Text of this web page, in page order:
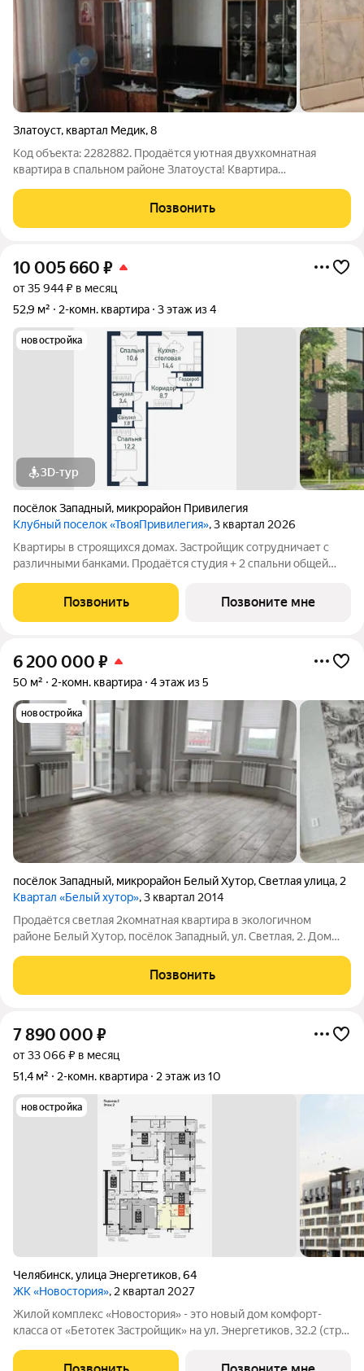
Златоуст, квартал Медик,8
Код объекта: 2282882. Продаётся уютная двухкомнатная
квартира в спальном районе Златоуста! Квартира
1994 году. Балкон застеклен, евро окна выходят на улицу.
Квартира в обычном состоянии, чистая
Позвонить
10 005 660 ₽
от 35 944 ₽ в месяц
52,9 м²
2-комн. квартира 3 этаж из 4
новостройка
3D-тур
посёлок Западный, микрорайон Привилегия
Клубный поселок «ТвояПривилегия», 3 квартал 2026
Квартиры в строящихся домах. Застройщик сотрудничает с
различными банками. Продаётся студия + 2 спальни общей
«ТвояПривилегия». Он расположен в перспективной локации
города с точки зрения
Позвонить Позвоните мне
6 200 000 ₽
50 м² 2-комн. квартира 4 этаж из 5
новостройка
посёлок Западный, микрорайон Белый Хутор,Светлая улица, 2
Квартал «Белый хутор», 3 квартал 2014
Продаётся светлая 2комнатная квартира в экологичном
районе Белый Хутор, посёлок Западный, ул. Светлая, 2. Дом
прекрасный вид на лес и озеро ощущение загородного уюта вПозвонить
7 890 000 ₽
от 33 066 ₽ в месяц
51,4 м²
2-комн. квартира 2 этаж из 10
новостройка
Челябинск,улица Энергетиков,64
ЖК «Новостория», 2 квартал 2027
Жилой комплекс «Новостория» - это новый дом комфорт-
класса от «Бетотек Застройщик» на ул. Энергетиков, 32.2 (стр.)
разноэтажное здание, где 2 подъезда высотой в 7 этажей и 2